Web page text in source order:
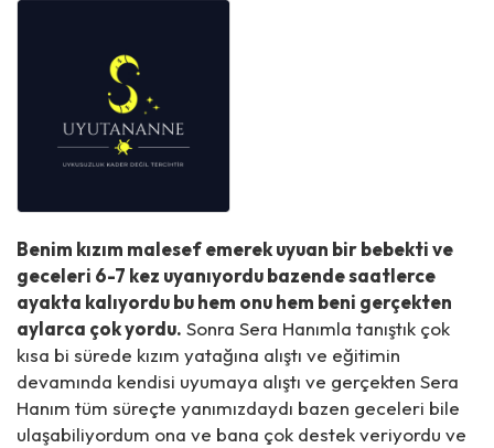
Benim kızım malesef emerek uyuan bir bebekti ve
geceleri 6-7 kez uyanıyordu bazende saatlerce
ayakta kalıyordu bu hem onu hem beni gerçekten
aylarca çok yordu. Sonra Sera Hanımla tanıştık çok
kısa bi sürede kızım yatağına alıştı ve eğitimin
devamında kendisi uyumaya alıştı ve gerçekten Sera
Hanım tüm süreçte yanımızdaydı bazen geceleri bile
ulaşabiliyordum ona ve bana çok destek veriyordu ve